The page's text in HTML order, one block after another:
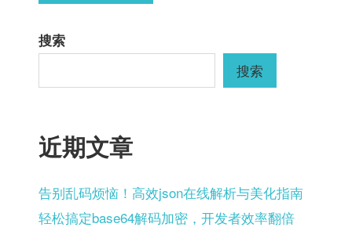
搜索
搜索
近期文章
告别乱码烦恼！高效json在线解析与美化指南
轻松搞定base64解码加密，开发者效率翻倍